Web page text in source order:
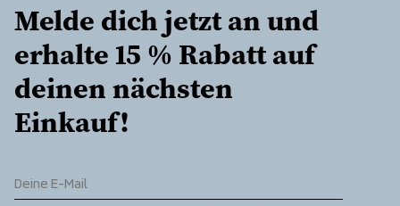
Melde dich jetzt an und
erhalte 15 % Rabatt auf
deinen nächsten
Einkauf!